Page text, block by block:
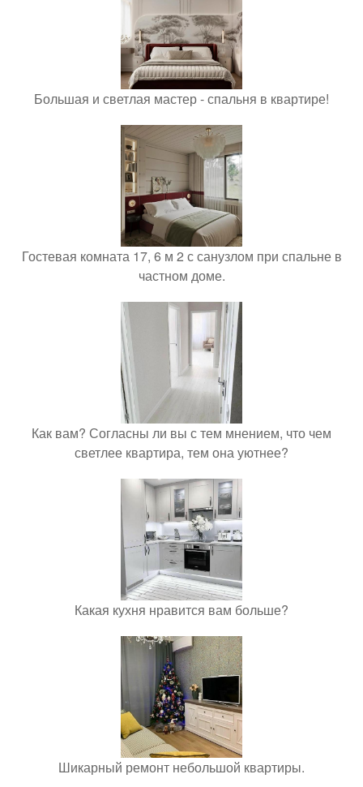
Большая и светлая мастер - спальня в квартире!
Гостевая комната 17, 6 м 2 с санузлом при спальне в
частном доме.
Как вам? Согласны ли вы с тем мнением, что чем
светлее квартира, тем она уютнее?
Какая кухня нравится вам больше?
Шикарный ремонт небольшой квартиры.